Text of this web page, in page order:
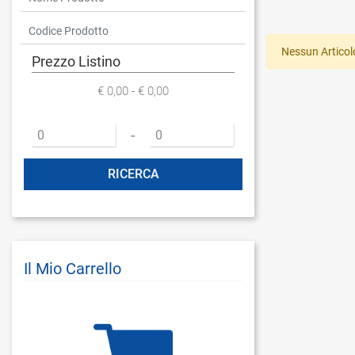
Prezzo Listino
€ 0,00 - € 0,00
Prezzo minimo
- Prezzo massimo
Il Mio Carrello
Nessun